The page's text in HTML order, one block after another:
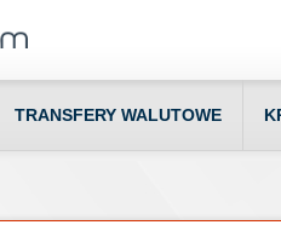
TRANSFERY WALUTOWE